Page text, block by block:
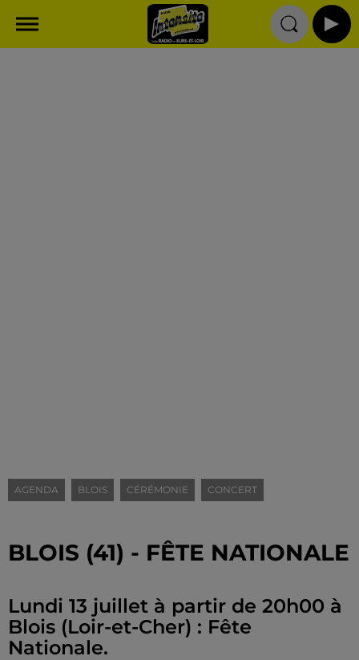
AGENDA BLOIS CÉRÉMONIE CONCERT
BLOIS (41) - FÊTE NATIONALE
Lundi 13 juillet à partir de 20h00 à
Blois (Loir-et-Cher) : Fête
Nationale.